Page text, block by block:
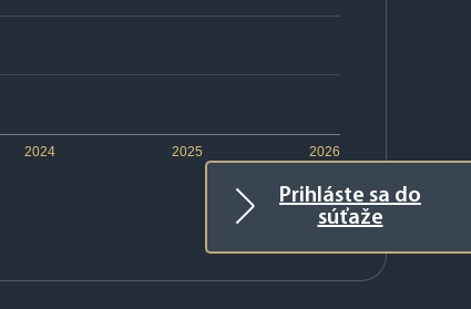
Prihláste sa do
súťaže
2024 2025 2026